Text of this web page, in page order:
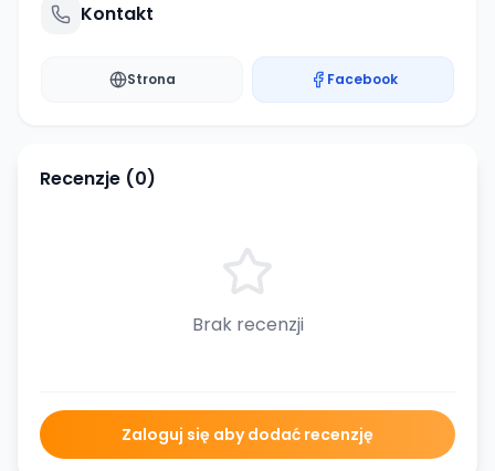
Kontakt
Strona Facebook
Recenzje (0)
Brak recenzji
Zaloguj się aby dodać recenzję